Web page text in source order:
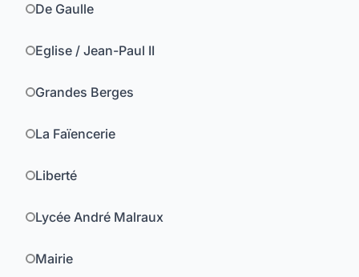
De Gaulle
Eglise / Jean-Paul II
Grandes Berges
La Faïencerie
Liberté
Lycée André Malraux
Mairie